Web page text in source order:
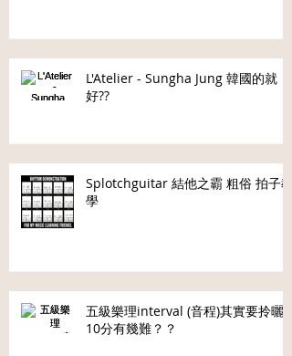
L'Atelier - Sungha Jung 韓國的就
好??
Splotchguitar 結他之霸 粗俗 拍子教
學
五級樂理interval (音程)其實要拎曬
10分有幾難？？